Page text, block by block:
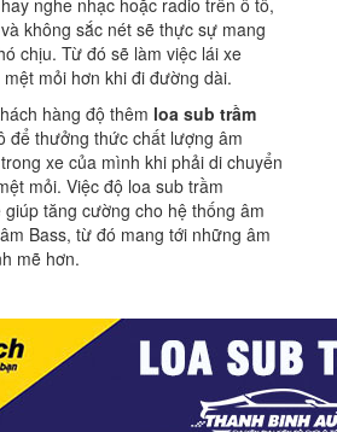
nghe nhạc hoặc radio trên ô tô,
không sắc nét sẽ thực sự mang
chịu. Từ đó sẽ làm việc lái xe
mỏi hơn khi đi đường dài.
hàng độ thêm loa sub trầm
để thưởng thức chất lượng âm
xe của mình khi phải di chuyển
mỏi. Việc độ loa sub trầm
tăng cường cho hệ thống âm
Bass, từ đó mang tới những âm
mẽ hơn.